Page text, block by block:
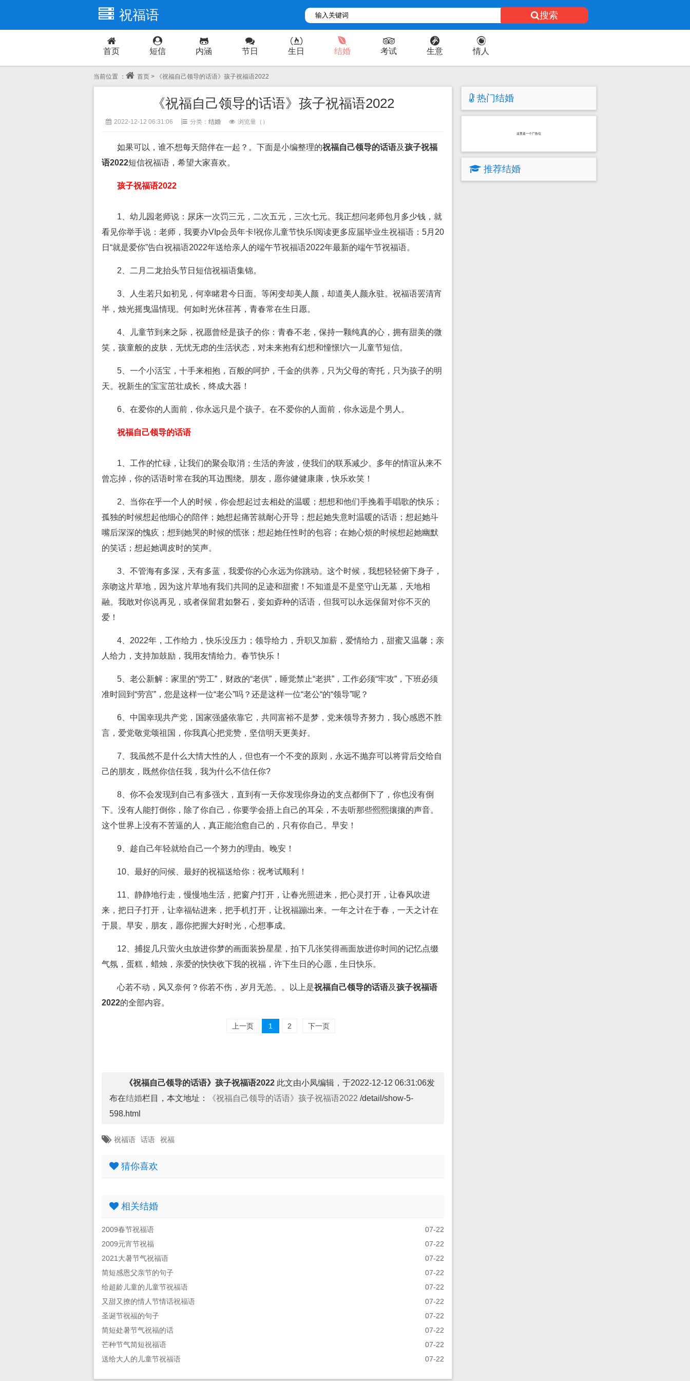
祝福语 搜索
首页 短信 内涵 节日 生日 结婚 考试 生意 情人
当前位置 ： 首页 > 《祝福自己领导的话语》孩子祝福语2022
《祝福自己领导的话语》孩子祝福语2022
2022-12-12 06:31:06 分类： 结婚 浏览量（ ）
如果可以，谁不想每天陪伴在一起？。下面是小编整理的祝福自己领导的话语及孩子祝福
语2022短信祝福语，希望大家喜欢。
孩子祝福语2022
1、幼儿园老师说：尿床一次罚三元，二次五元，三次七元。我正想问老师包月多少钱，就
看见你举手说：老师，我要办VIp会员年卡!祝你儿童节快乐!阅读更多应届毕业生祝福语：5月20
日“就是爱你”告白祝福语2022年送给亲人的端午节祝福语2022年最新的端午节祝福语。
2、二月二龙抬头节日短信祝福语集锦。
3、人生若只如初见，何幸睹君今日面。等闲变却美人颜，却道美人颜永驻。祝福语罢清宵
半，烛光摇曳温情现。何如时光休荏苒，青春常在生日愿。
4、儿童节到来之际，祝愿曾经是孩子的你：青春不老，保持一颗纯真的心，拥有甜美的微
笑，孩童般的皮肤，无忧无虑的生活状态，对未来抱有幻想和憧憬!六一儿童节短信。
5、一个小活宝，十手来相抱，百般的呵护，千金的供养，只为父母的寄托，只为孩子的明
天。祝新生的宝宝茁壮成长，终成大器！
6、在爱你的人面前，你永远只是个孩子。在不爱你的人面前，你永远是个男人。
祝福自己领导的话语
1、工作的忙碌，让我们的聚会取消；生活的奔波，使我们的联系减少。多年的情谊从来不
曾忘掉，你的话语时常在我的耳边围绕。朋友，愿你健健康康，快乐欢笑！
2、当你在乎一个人的时候，你会想起过去相处的温暖；想想和他们手挽着手唱歌的快乐；
孤独的时候想起他细心的陪伴；她想起痛苦就耐心开导；想起她失意时温暖的话语；想起她斗
嘴后深深的愧疚；想到她哭的时候的慌张；想起她任性时的包容；在她心烦的时候想起她幽默
的笑话；想起她调皮时的笑声。
3、不管海有多深，天有多蓝，我爱你的心永远为你跳动。这个时候，我想轻轻俯下身子，
亲吻这片草地，因为这片草地有我们共同的足迹和甜蜜！不知道是不是坚守山无墓，天地相
融。我敢对你说再见，或者保留君如磐石，妾如孬种的话语，但我可以永远保留对你不灭的
爱！
4、2022年，工作给力，快乐没压力；领导给力，升职又加薪，爱情给力，甜蜜又温馨；亲
人给力，支持加鼓励，我用友情给力。春节快乐！
5、老公新解：家里的“劳工”，财政的“老供”，睡觉禁止“老拱”，工作必须“牢攻”，下班必须
准时回到“劳宫”，您是这样一位“老公”吗？还是这样一位“老公“的“领导”呢？
6、中国幸现共产党，国家强盛依靠它，共同富裕不是梦，党来领导齐努力，我心感恩不胜
言，爱党敬党颂祖国，你我真心把党赞，坚信明天更美好。
7、我虽然不是什么大情大性的人，但也有一个不变的原则，永远不抛弃可以将背后交给自
己的朋友，既然你信任我，我为什么不信任你?
8、你不会发现到自己有多强大，直到有一天你发现你身边的支点都倒下了，你也没有倒
下。没有人能打倒你，除了你自己，你要学会捂上自己的耳朵，不去听那些熙熙攘攘的声音。
这个世界上没有不苦逼的人，真正能治愈自己的，只有你自己。早安！
9、趁自己年轻就给自己一个努力的理由。晚安！
10、最好的问候、最好的祝福送给你：祝考试顺利！
11、静静地行走，慢慢地生活，把窗户打开，让春光照进来，把心灵打开，让春风吹进
来，把日子打开，让幸福钻进来，把手机打开，让祝福蹦出来。一年之计在于春，一天之计在
于晨。早安，朋友，愿你把握大好时光，心想事成。
12、捕捉几只萤火虫放进你梦的画面装扮星星，拍下几张笑得画面放进你时间的记忆点缀
气氛，蛋糕，蜡烛，亲爱的快快收下我的祝福，许下生日的心愿，生日快乐。
心若不动，风又奈何？你若不伤，岁月无恙。。以上是祝福自己领导的话语及孩子祝福语
2022的全部内容。
上一页 1 2 下一页
《祝福自己领导的话语》孩子祝福语2022 此文由小凤编辑，于2022-12-12 06:31:06发
布在结婚栏目，本文地址： 《祝福自己领导的话语》孩子祝福语2022 /detail/show-5-
598.html
祝福语 话语 祝福
猜你喜欢
相关结婚
2009春节祝福语
07-22
2009元宵节祝福
07-22
2021大暑节气祝福语
07-22
简短感恩父亲节的句子
07-22
给超龄儿童的儿童节祝福语
07-22
又甜又撩的情人节情话祝福语
07-22
圣诞节祝福的句子
07-22
简短处暑节气祝福的话
07-22
芒种节气简短祝福语
07-22
送给大人的儿童节祝福语
07-22
热门结婚
这里是一个广告位
推荐结婚